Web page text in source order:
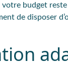
budget
de disposer